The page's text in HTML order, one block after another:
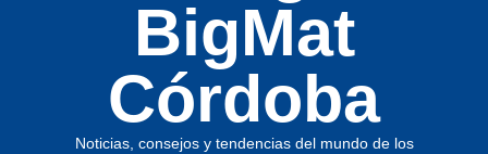
BigMat
Córdoba
Noticias, consejos y tendencias del mundo de los